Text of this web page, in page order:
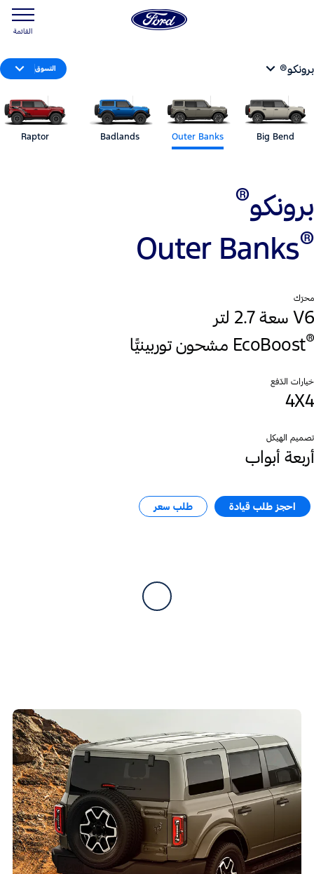
القائمة
برونكو® التسوق
Big Bend
Outer Banks
Badlands
Raptor
برونكو®
®
Outer Banks
محرّك
V6 سعة 2.7 لتر
EcoBoost®
خيارات الدّفع
4X4
تصميم الهيكل
أربعة أبواب
احجز طلب قيادة​ طلب سعر​